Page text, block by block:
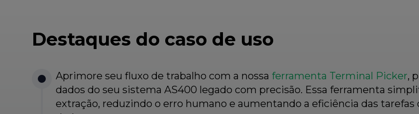
Destaques do caso de uso
Aprimore seu fluxo de trabalho com a nossa ferramenta Terminal Picker,
dados do seu sistema AS400 legado com precisão. Essa ferramenta
extração, reduzindo o erro humano e aumentando a eficiência das